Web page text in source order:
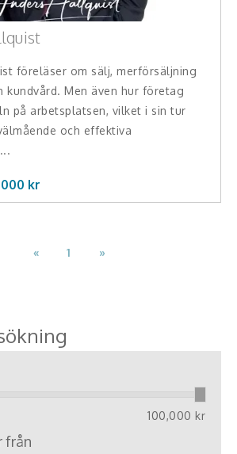
föreläser om sälj, merförsäljning
kundvård. Men även hur företag
på arbetsplatsen, vilket i sin tur
och effektiva
kr
« 1 »
100,000 kr
från